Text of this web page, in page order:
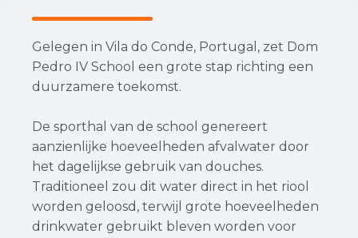
Gelegen in Vila do Conde, Portugal, zet Dom
Pedro IV School een grote stap richting een
duurzamere toekomst.
De sporthal van de school genereert
aanzienlijke hoeveelheden afvalwater door
het dagelijkse gebruik van douches.
Traditioneel zou dit water direct in het riool
worden geloosd, terwijl grote hoeveelheden
drinkwater gebruikt bleven worden voor